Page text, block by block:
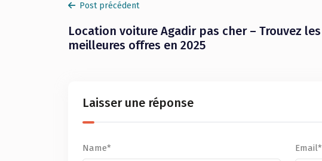
Post précédent
Location voiture Agadir pas cher – Trouvez les
meilleures offres en 2025
Laisser une réponse
Name* Email*